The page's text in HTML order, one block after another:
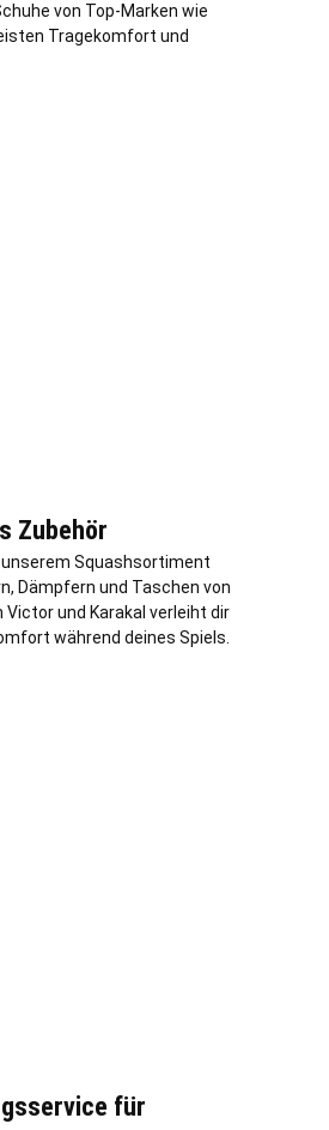
von Top-Marken wie
Tragekomfort und
Zubehör
unserem Squashsortiment
Dämpfern und Taschen von
Victor und Karakal verleiht dir
während deines Spiels.
für